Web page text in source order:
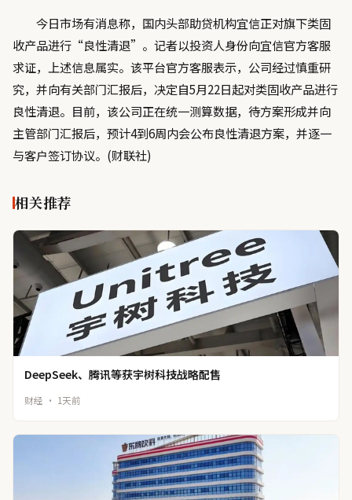
今日市场有消息称，国内头部助贷机构宜信正对旗下类固
收产品进行“良性清退”。记者以投资人身份向宜信官方客服
求证，上述信息属实。该平台官方客服表示，公司经过慎重研
究，并向有关部门汇报后，决定自5月22日起对类固收产品进行
良性清退。目前，该公司正在统一测算数据，待方案形成并向
主管部门汇报后，预计4到6周内会公布良性清退方案，并逐一
与客户签订协议。(财联社)
相关推荐
DeepSeek、腾讯等获宇树科技战略配售
财经 · 1天前